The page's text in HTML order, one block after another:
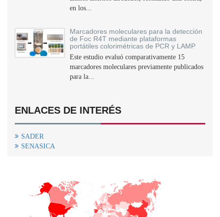
en los...
Marcadores moleculares para la detección
de Foc R4T mediante plataformas
portátiles colorimétricas de PCR y LAMP
Este estudio evaluó comparativamente 15
marcadores moleculares previamente publicados
para la...
ENLACES DE INTERÉS
SADER
SENASICA